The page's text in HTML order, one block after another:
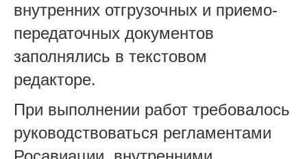
внутренних отгрузочных и приемо-
передаточных документов
заполнялись в текстовом
редакторе.
При выполнении работ требовалось
руководствоваться регламентами